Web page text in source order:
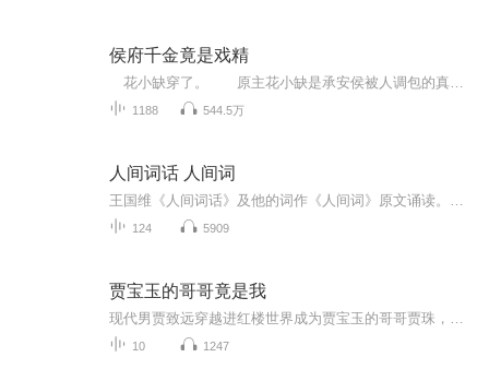
侯府千金竟是戏精
1188 544.5万
人间词话 人间词
124 5909
贾宝玉的哥哥竟是我
10 1247